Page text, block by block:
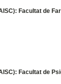
Facultat de
Facultat de